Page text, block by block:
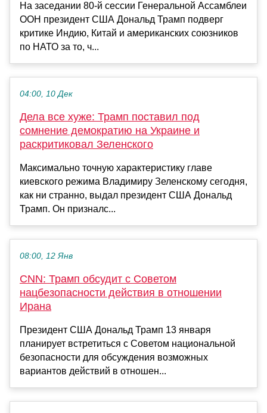
На заседании 80-й сессии Генеральной Ассамблеи
ООН президент США Дональд Трамп подверг
критике Индию, Китай и американских союзников
по НАТО за то, ч...
04:00, 10 Дек
Дела все хуже: Трамп поставил под
сомнение демократию на Украине и
раскритиковал Зеленского
Максимально точную характеристику главе
киевского режима Владимиру Зеленскому сегодня,
как ни странно, выдал президент США Дональд
Трамп. Он призналс...
08:00, 12 Янв
CNN: Трамп обсудит с Советом
нацбезопасности действия в отношении
Ирана
Президент США Дональд Трамп 13 января
планирует встретиться с Советом национальной
безопасности для обсуждения возможных
вариантов действий в отношен...